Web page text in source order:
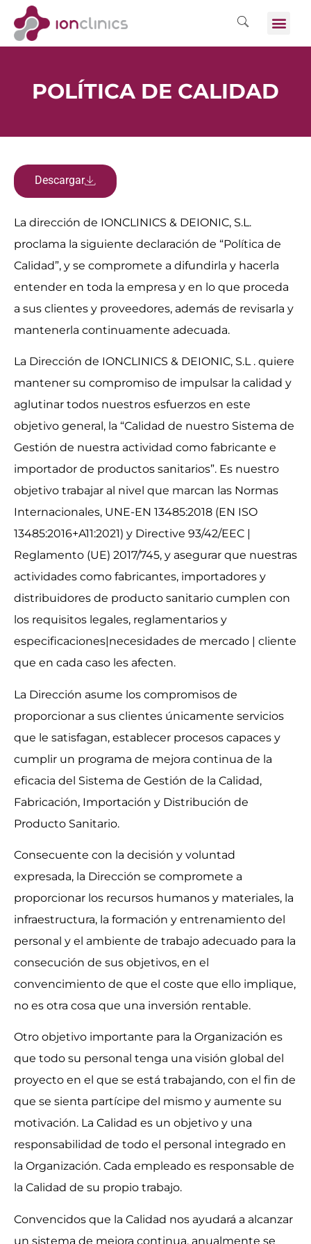
POLÍTICA DE CALIDAD
Descargar
La dirección de IONCLINICS & DEIONIC, S.L.
proclama la siguiente declaración de “Política de
Calidad”, y se compromete a difundirla y hacerla
entender en toda la empresa y en lo que proceda
a sus clientes y proveedores, además de revisarla y
mantenerla continuamente adecuada.
La Dirección de IONCLINICS & DEIONIC, S.L . quiere
mantener su compromiso de impulsar la calidad y
aglutinar todos nuestros esfuerzos en este
objetivo general, la “Calidad de nuestro Sistema de
Gestión de nuestra actividad como fabricante e
importador de productos sanitarios”. Es nuestro
objetivo trabajar al nivel que marcan las Normas
Internacionales, UNE-EN 13485:2018 (EN ISO
13485:2016+A11:2021) y Directive 93/42/EEC |
Reglamento (UE) 2017/745, y asegurar que nuestras
actividades como fabricantes, importadores y
distribuidores de producto sanitario cumplen con
los requisitos legales, reglamentarios y
especificaciones|necesidades de mercado | cliente
que en cada caso les afecten.
La Dirección asume los compromisos de
proporcionar a sus clientes únicamente servicios
que le satisfagan, establecer procesos capaces y
cumplir un programa de mejora continua de la
eficacia del Sistema de Gestión de la Calidad,
Fabricación, Importación y Distribución de
Producto Sanitario.
Consecuente con la decisión y voluntad
expresada, la Dirección se compromete a
proporcionar los recursos humanos y materiales, la
infraestructura, la formación y entrenamiento del
personal y el ambiente de trabajo adecuado para la
consecución de sus objetivos, en el
convencimiento de que el coste que ello implique,
no es otra cosa que una inversión rentable.
Otro objetivo importante para la Organización es
que todo su personal tenga una visión global del
proyecto en el que se está trabajando, con el fin de
que se sienta partícipe del mismo y aumente su
motivación. La Calidad es un objetivo y una
responsabilidad de todo el personal integrado en
la Organización. Cada empleado es responsable de
la Calidad de su propio trabajo.
Convencidos que la Calidad nos ayudará a alcanzar
un sistema de mejora continua, anualmente se